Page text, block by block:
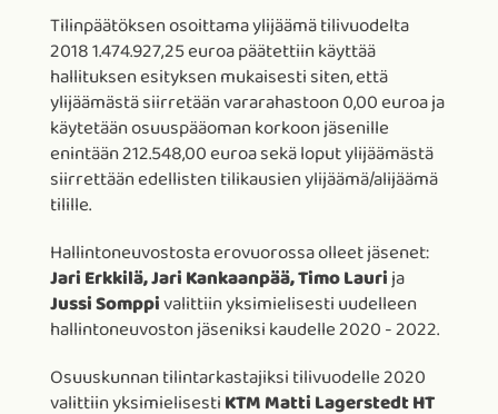
Tilinpäätöksen osoittama ylijäämä tilivuodelta
2018 1.474.927,25 euroa päätettiin käyttää
hallituksen esityksen mukaisesti siten, että
ylijäämästä siirretään vararahastoon 0,00 euroa ja
käytetään osuuspääoman korkoon jäsenille
enintään 212.548,00 euroa sekä loput ylijäämästä
siirrettään edellisten tilikausien ylijäämä/alijäämä
tilille.
Hallintoneuvostosta erovuorossa olleet jäsenet:
Jari Erkkilä, Jari Kankaanpää, Timo Laurija
Jussi Somppivalittiin yksimielisesti uudelleen
hallintoneuvoston jäseniksi kaudelle 2020 - 2022.
Osuuskunnan tilintarkastajiksi tilivuodelle 2020
valittiin yksimielisestiKTM Matti Lagerstedt HT